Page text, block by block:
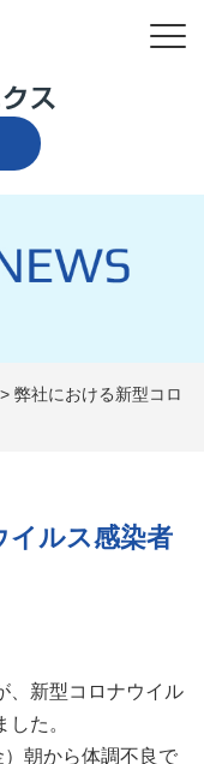
> 弊社における新型コロ
イルス感染者
、新型コロナウイル
た。
朝から体調不良で